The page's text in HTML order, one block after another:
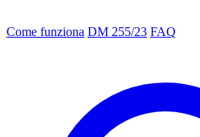
Come funziona DM 255/23 FAQ